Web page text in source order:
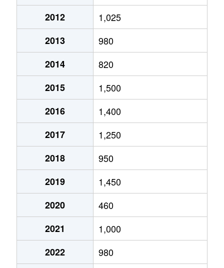
2012
1,025
2013
980
2014
820
2015
1,500
2016
1,400
2017
1,250
2018
950
2019
1,450
2020
460
2021
1,000
2022
980